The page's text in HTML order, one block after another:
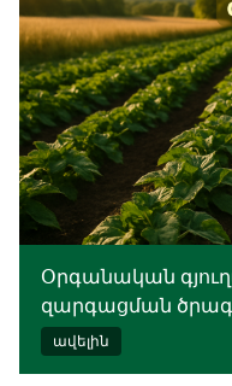
Օրգանական
զարգացման
ավելին